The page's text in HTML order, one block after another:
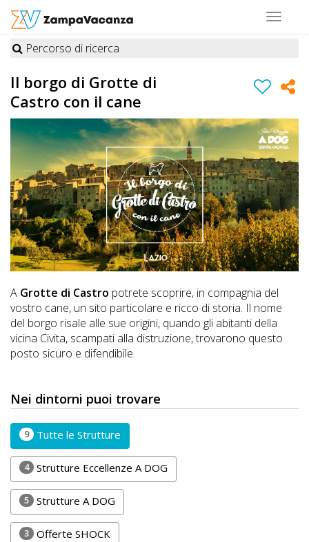
Toggle
STRUTTURE
A
DOG
LUOGHI
A
DOG
OFFERTE
A
DOG
A
DOG
CHIEDI
CODICE
SCONTO
Percorso di ricerca
Il borgo di Grotte di
Castro con il cane
A Grotte di Castro potrete scoprire, in compagnia del
vostro cane, un sito particolare e ricco di storia. Il nome
del borgo risale alle sue origini, quando gli abitanti della
vicina Civita, scampati alla distruzione, trovarono questo
posto sicuro e difendibile.
Nei dintorni puoi trovare
9 Tutte le Strutture
4 Strutture Eccellenze A DOG
5 Strutture A DOG
3 Offerte SHOCK